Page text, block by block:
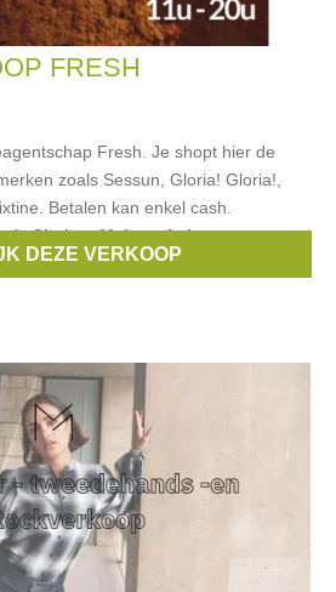
FRESH
Fresh. Je shopt hier de
zoals Sessun, Gloria! Gloria!,
Betalen kan enkel cash.
Sixtine,Maison Anje,
DEZE VERKOOP